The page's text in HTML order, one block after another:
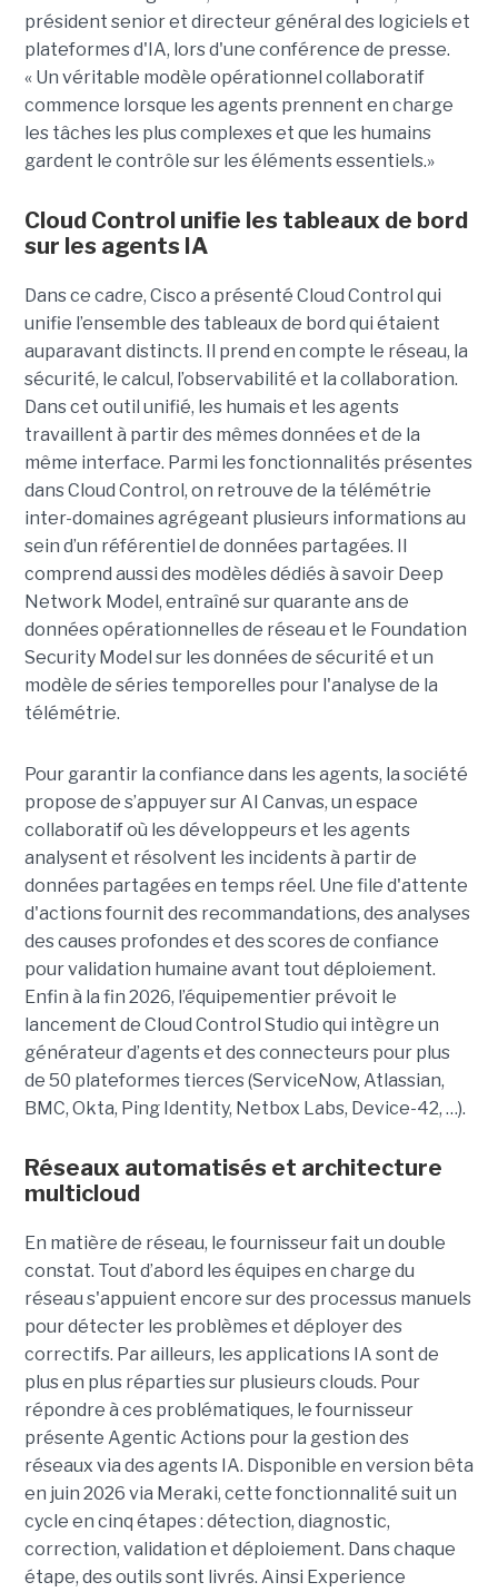
président senior et directeur général des logiciels et
plateformes d'IA, lors d'une conférence de presse.
« Un véritable modèle opérationnel collaboratif
commence lorsque les agents prennent en charge
les tâches les plus complexes et que les humains
gardent le contrôle sur les éléments essentiels.»
Cloud Control unifie les tableaux de bord
sur les agents IA
Dans ce cadre, Cisco a présenté Cloud Control qui
unifie l’ensemble des tableaux de bord qui étaient
auparavant distincts. Il prend en compte le réseau, la
sécurité, le calcul, l’observabilité et la collaboration.
Dans cet outil unifié, les humais et les agents
travaillent à partir des mêmes données et de la
même interface. Parmi les fonctionnalités présentes
dans Cloud Control, on retrouve de la télémétrie
inter-domaines agrégeant plusieurs informations au
sein d’un référentiel de données partagées. Il
comprend aussi des modèles dédiés à savoir Deep
Network Model, entraîné sur quarante ans de
données opérationnelles de réseau et le Foundation
Security Model sur les données de sécurité et un
modèle de séries temporelles pour l'analyse de la
télémétrie.
Pour garantir la confiance dans les agents, la société
propose de s’appuyer sur AI Canvas, un espace
collaboratif où les développeurs et les agents
analysent et résolvent les incidents à partir de
données partagées en temps réel. Une file d'attente
d'actions fournit des recommandations, des analyses
des causes profondes et des scores de confiance
pour validation humaine avant tout déploiement.
Enfin à la fin 2026, l’équipementier prévoit le
lancement de Cloud Control Studio qui intègre un
générateur d’agents et des connecteurs pour plus
de 50 plateformes tierces (ServiceNow, Atlassian,
BMC, Okta, Ping Identity, Netbox Labs, Device-42, …).
Réseaux automatisés et architecture
multicloud
En matière de réseau, le fournisseur fait un double
constat. Tout d’abord les équipes en charge du
réseau s'appuient encore sur des processus manuels
pour détecter les problèmes et déployer des
correctifs. Par ailleurs, les applications IA sont de
plus en plus réparties sur plusieurs clouds. Pour
répondre à ces problématiques, le fournisseur
présente Agentic Actions pour la gestion des
réseaux via des agents IA. Disponible en version bêta
en juin 2026 via Meraki, cette fonctionnalité suit un
cycle en cinq étapes : détection, diagnostic,
correction, validation et déploiement. Dans chaque
étape, des outils sont livrés. Ainsi Experience